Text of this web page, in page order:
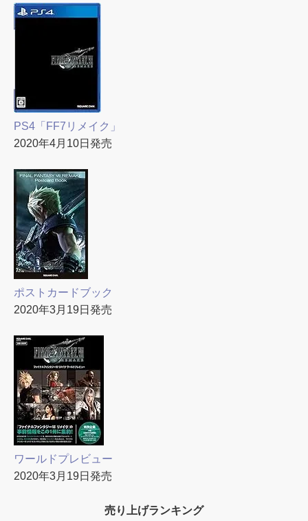
PS4「FF7リメイク」
2020年4月10日発売
ポストカードブック
2020年3月19日発売
ワールドプレビュー
2020年3月19日発売
売り上げランキング